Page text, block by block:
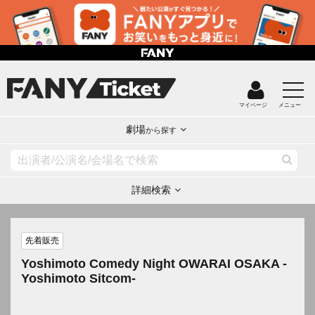
マイページ メニュー
劇場から探す
詳細検索
先着販売
Yoshimoto Comedy Night OWARAI OSAKA -
Yoshimoto Sitcom-